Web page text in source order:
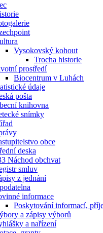
Vysokovský kohout
Trocha historie
prostředí
Biocentrum v Luhách
údaje
pošta
knihovna
snímky
obce
deska
Náchod obchvat
smluv
z jednání
informace
Poskytování informací,
a zápisy výborů
a nařízení